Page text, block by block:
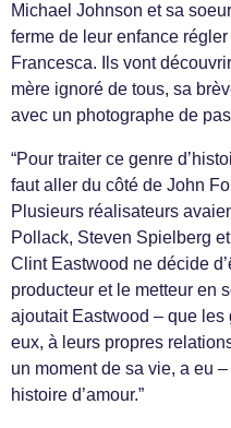
Michael Johnson et sa
ferme de leur enfance
Francesca. Ils vont
mère ignoré de tous, sa
avec un photographe de
“Pour traiter ce genre
faut aller du côté de John
Plusieurs réalisateurs
Pollack, Steven Spielberg
Clint Eastwood ne décide
producteur et le metteur en
ajoutait Eastwood – que les
eux, à leurs propres
un moment de sa vie, a eu
histoire d’amour.”